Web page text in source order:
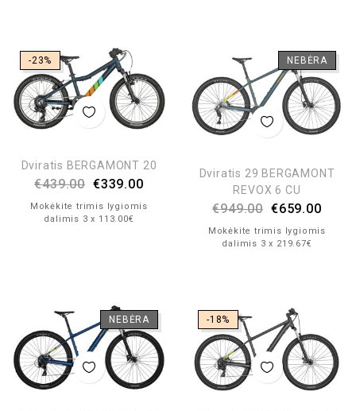
-23%
Dviratis BERGAMONT 20
€439.00 €339.00
Mokėkite trimis lygiomis
dalimis 3 x 113.00€
NEBĖRA
Dviratis 29 BERGAMONT
REVOX 6 CU
€949.00 €659.00
Mokėkite trimis lygiomis
dalimis 3 x 219.67€
NEBĖRA -18%